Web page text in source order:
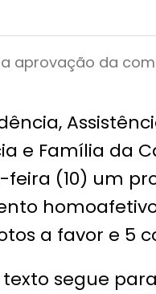
aprovação da
e Família da
(10) um
a favor e 5
segue